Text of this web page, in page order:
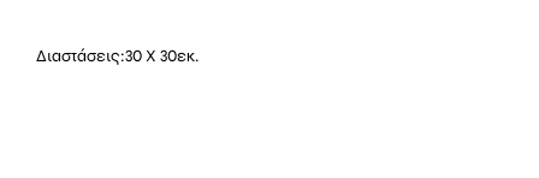
Διαστάσεις:30 Χ 30εκ.